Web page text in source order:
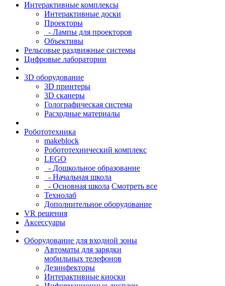
Интерактивные комплексы
Интерактивные доски
Проекторы
- Лампы для проекторов
Объективы
Рельсовые раздвижные системы
Цифровые лаборатории
3D оборудование
3D принтеры
3D сканеры
Голографическая система
Расходные материалы
Робототехника
makeblock
Робототехнический комплекс
LEGO
- Дошкольное образование
- Начальная школа
- Основная школа Смотреть все
Технолаб
Дополнительное оборудование
VR решения
Аксессуары
Оборудование для входной зоны
Автоматы для зарядки
мобильных телефонов
Дезинфекторы
Интерактивные киоски